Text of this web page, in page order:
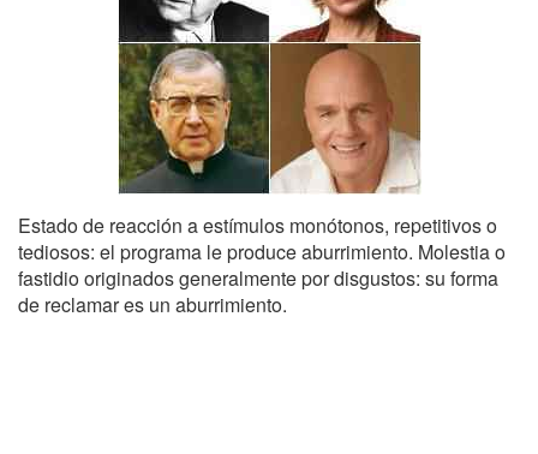
Estado de reacción a estímulos monótonos, repetitivos o
tediosos: el programa le produce aburrimiento. Molestia o
fastidio originados generalmente por disgustos: su forma
de reclamar es un aburrimiento.